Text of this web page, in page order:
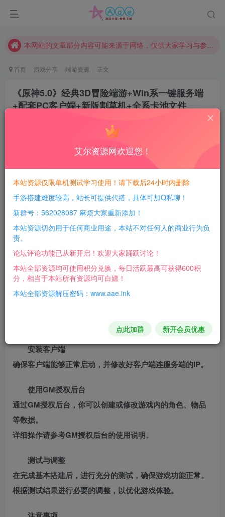
现在赞助会员享受专属折扣，详情点击此条公告。
本网站的文章部分内容可能来源于网络，仅供大家学习与参考，如有侵权，请联系站长QQ466107887进行删除处理。
首页 游戏分享 端游资源 正文
《原神5.0》经典3D冒险端游+Win系一键服务端
+配套PC客户端+新版割草机+全系卡池文件
29
每日活跃最高可获得600积分！所有资源可以使用
积分免费兑换！
游戏介绍：
准备工作
我们已为你准备好相关软件，并打包到压缩包内！
下载并解压上述提到的所有文件。
配置服务端
根据详细搭建教程中的步骤，逐步配置服务端。这通常包括
确保服务端能够正常运行，没有错误提示。
安装客户端
确保客户端能够正常启动，并修改好客户端连服务端的IP。
使用GM授权后台
通过GM授权后台，你可以创建或修改游戏内的角色、物品
等数据。
详细操作请参考GM授权后台的使用说明。
测试与调整
在完成基本搭建后，进行充分的测试，确保游戏功能正常。
根据测试结果进行必要的调整，以优化游戏体验。
艾尔资源网欢迎您！
本站资源仅限单机测试学习使用！请下载后24小时内删除
手游搭建难度较高，站长可提供代搭，具体可加Q私聊！
新群号：562028087 麻烦大家重新添加！
本站资源切勿用于任何商业用途，本站不对任何人的商业行为负
责。
论坛评论功能已从新开启！欢迎大家踊跃讨论！
本站全部资源均可使用积分兑换，每日活跃最高可获得600积
分，相当于本站所有资源均可白嫖！
本站全部资源解压密码：www.aae.ink
点此加群 新开会员优惠